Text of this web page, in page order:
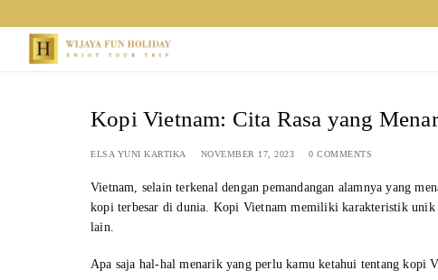
to
Kopi Vietnam: Cita Rasa yang
ELSA YUNI KARTIKA NOVEMBER 17, 2023 0 COMMENTS
Vietnam, selain terkenal dengan pemandangan alamnya yang
kopi terbesar di dunia. Kopi Vietnam memiliki karakteristik unik
lain.
Apa saja hal-hal menarik yang perlu kamu ketahui tentang kopi